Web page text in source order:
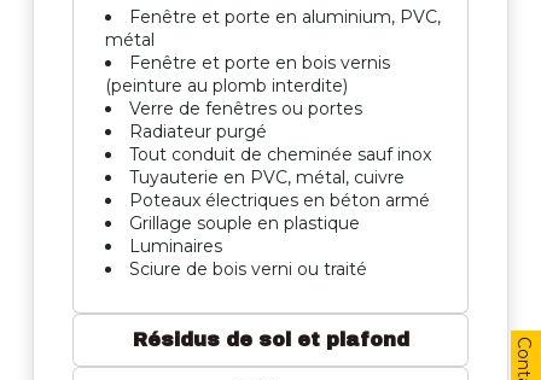
Fenêtre et porte en aluminium, PVC,
métal
Fenêtre et porte en bois vernis
(peinture au plomb interdite)
Verre de fenêtres ou portes
Radiateur purgé
Tout conduit de cheminée sauf inox
Tuyauterie en PVC, métal, cuivre
Poteaux électriques en béton armé
Grillage souple en plastique
Luminaires
Sciure de bois verni ou traité
Résidus de sol et plafond